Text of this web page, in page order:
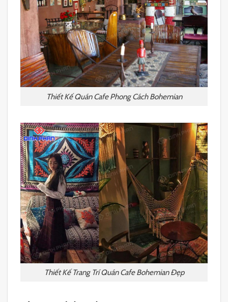
Thiết Kế Quán Cafe Phong Cách Bohemian
Thiết Kế Trang Trí Quán Cafe Bohemian Đẹp